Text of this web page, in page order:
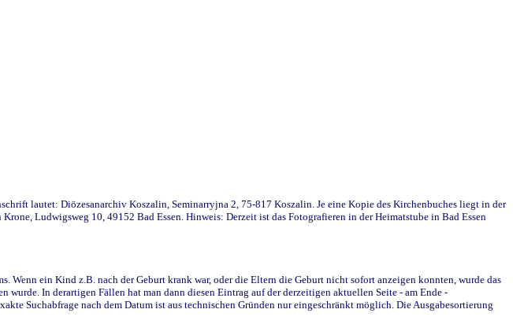
lautet: Diözesanarchiv Koszalin, Seminarryjna 2, 75-817 Koszalin. Je eine Kopie des Kirchenbuches liegt in der
Ludwigsweg 10, 49152 Bad Essen. Hinweis: Derzeit ist das Fotografieren in der Heimatstube in Bad Essen
ein Kind z.B. nach der Geburt krank war, oder die Eltern die Geburt nicht sofort anzeigen konnten, wurde das
In derartigen Fällen hat man dann diesen Eintrag auf der derzeitigen aktuellen Seite - am Ende -
Suchabfrage nach dem Datum ist aus technischen Gründen nur eingeschränkt möglich. Die Ausgabesortierung